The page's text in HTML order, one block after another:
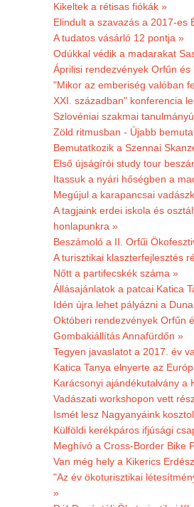
Kikeltek a rétisas fiókák »
Elindult a szavazás a 2017-es
A tudatos vásárló 12 pontja »
Odúkkal védik a madarakat
Áprilisi rendezvények Orfűn és
"Mikor az emberiség valóban
XXI. században" konferencia
Szlovéniai szakmai
Zöld ritmusban - Újabb
Bemutatkozik a Szennai
Első újságírói study tour
Itassuk a nyári hőségben a
Megújul a karapancsai
A tagjaink erdei iskola és
honlapunkra »
Beszámoló a II. Orfűi
A turisztikai klaszterfejlesztés
Nőtt a partifecskék száma »
Állásajánlatok a patcai Katica
Idén újra lehet pályázni a
Októberi rendezvények Orfűn
Gombakiállítás Annafürdőn »
Tegyen javaslatot a 2017. év
Katica Tanya elnyerte az
Karácsonyi ajándékutalvány a
Vadászati workshopon vett
Ismét lesz Nagyanyáink
Külföldi kerékpáros ifjúsági
Meghívó a Cross-Border Bike
Van még hely a Kikerics
"Az év ökoturisztikai
»